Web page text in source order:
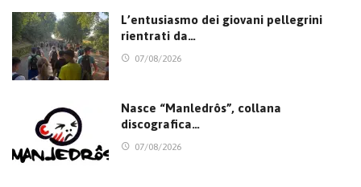
L’entusiasmo dei giovani pellegrini
rientrati da…
07/08/2026
Nasce “Manledrôs”, collana
discografica…
07/08/2026